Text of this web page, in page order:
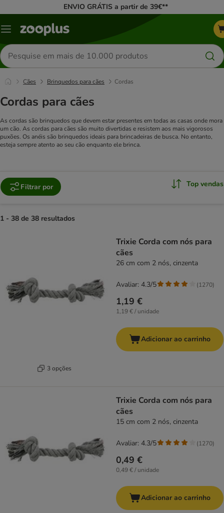
ENVIO GRÁTIS a partir de 39€**
Menu
Pesquisar
produtos
Cães Brinquedos para cães Cordas
Cordas para cães
As cordas são brinquedos que devem estar presentes em todas as casas onde mora
um cão. As cordas para cães são muito divertidas e resistem aos mais vigorosos
puxões. Os anéis são brinquedos ideais para brincadeiras de busca. No entanto,
esteja sempre atento ao seu cão enquanto ele brinca.
Filtrar por Top vendas
1 - 38 de 38 resultados
3 opções
Trixie Corda com nós para
cães
26 cm com 2 nós, cinzenta
1,19 €
1,19 € / unidade
Avaliar: 4.3/5 (1270)
Adicionar ao carrinho
Trixie Corda com nós para
cães
15 cm com 2 nós, cinzenta
0,49 €
0,49 € / unidade
Avaliar: 4.3/5 (1270)
Adicionar ao carrinho